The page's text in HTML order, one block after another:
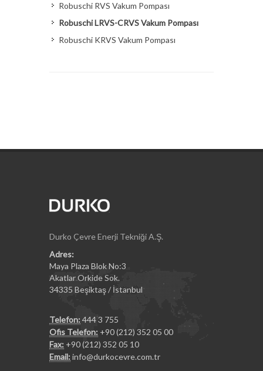
Robuschi RVS Vakum Pompası
Robuschi LRVS-CRVS Vakum Pompası
Robuschi KRVS Vakum Pompası
Durko Çevre Enerji Tekniği A.Ş.
Adres:
Maya Plaza Blok No:3
Akatlar Orkide Sok.
34335 Beşiktaş / İstanbul
Telefon: 444 3 755
Ofis Telefon: +90 (212) 352 05 00
Fax: +90 (212) 352 05 10
Email: info@durkocevre.com.tr